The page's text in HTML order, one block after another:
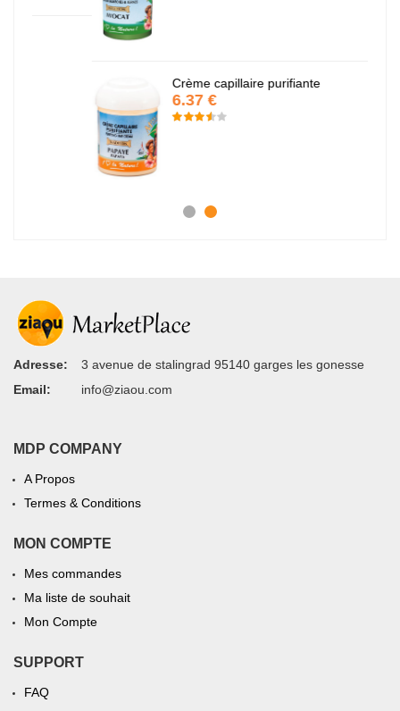
Crème capillaire purifiante
Adresse:
3 avenue de stalingrad 95140 garges les gonesse
Email:
info@ziaou.com
MDP COMPANY
A Propos
Termes & Conditions
MON COMPTE
Mes commandes
Ma liste de souhait
Mon Compte
SUPPORT
FAQ